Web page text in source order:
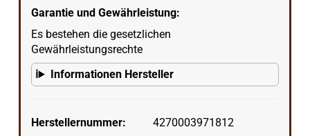
Garantie und Gewährleistung:
Es bestehen die gesetzlichen
Gewährleistungsrechte
Informationen Hersteller
Herstellernummer:
4270003971812